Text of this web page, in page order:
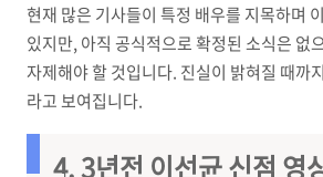
현재 많은 기사들이 특정 배우를 지목하며
있지만, 아직 공식적으로 확정된 소식은 없
자제해야 할 것입니다. 진실이 밝혀질 때까
라고 보여집니다.
4. 3년전 이선균 신점 영